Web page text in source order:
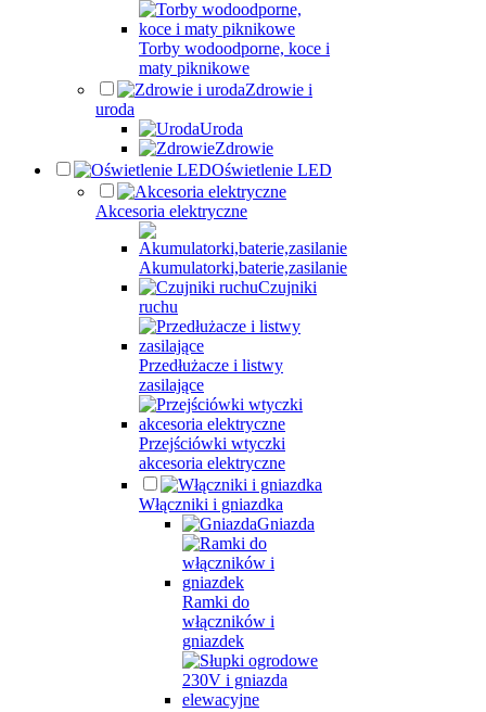
Torby wodoodporne, koce i
maty piknikowe
Zdrowie i
uroda
Uroda
Zdrowie
Oświetlenie LED
Akcesoria elektryczne
Akumulatorki,baterie,zasilanie
Czujniki
ruchu
Przedłużacze i listwy
zasilające
Przejściówki wtyczki
akcesoria elektryczne
Włączniki i gniazdka
Gniazda
Ramki do
włączników i
gniazdek